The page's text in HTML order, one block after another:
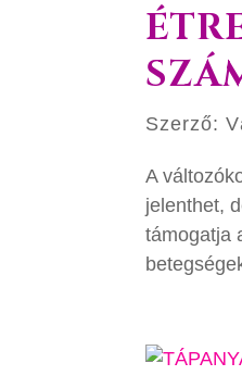
Szerző:
A
jelenthet,
támogatja